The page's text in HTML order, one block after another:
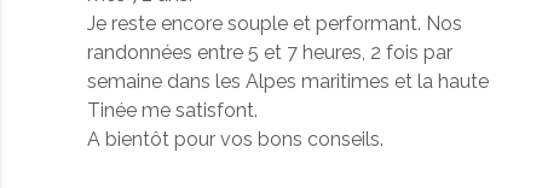
Je reste encore souple et performant. Nos
randonnées entre 5 et 7 heures, 2 fois par
semaine dans les Alpes maritimes et la haute
Tinée me satisfont.
A bientôt pour vos bons conseils.